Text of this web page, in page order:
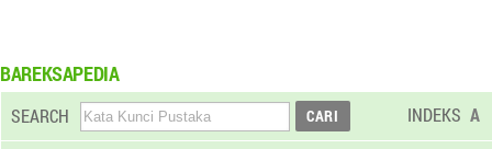
BAREKSAPEDIA
SEARCH INDEKS A